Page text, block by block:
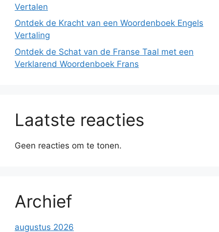
Vertalen
Ontdek de Kracht van een Woordenboek Engels
Vertaling
Ontdek de Schat van de Franse Taal met een
Verklarend Woordenboek Frans
Laatste reacties
Geen reacties om te tonen.
Archief
augustus 2026